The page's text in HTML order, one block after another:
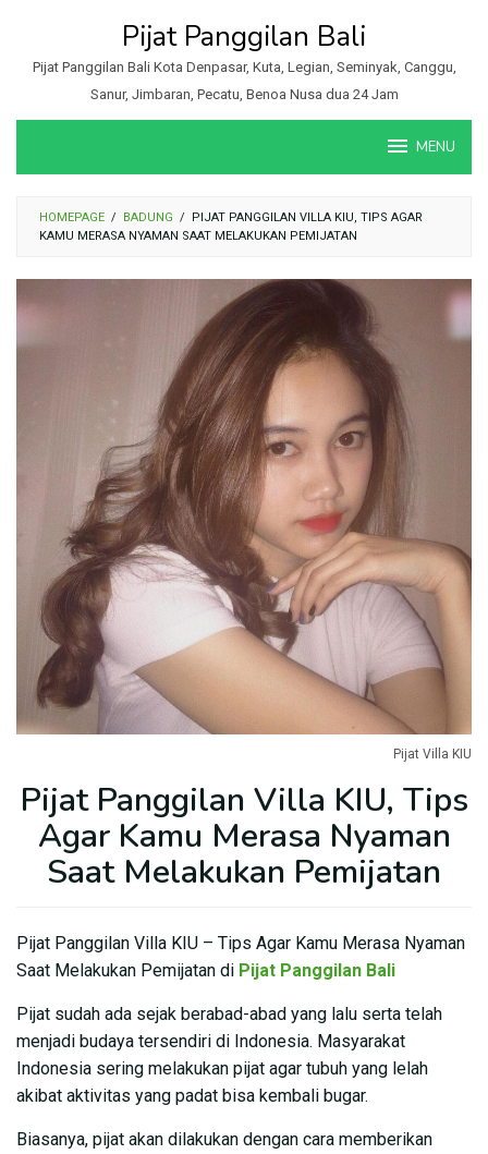
konten
Pijat Panggilan Bali
Pijat Panggilan Bali Kota Denpasar, Kuta, Legian, Seminyak, Canggu,
Sanur, Jimbaran, Pecatu, Benoa Nusa dua 24 Jam
MENU
HOMEPAGE / BADUNG /
PIJAT PANGGILAN VILLA KIU, TIPS AGAR
KAMU MERASA NYAMAN SAAT MELAKUKAN PEMIJATAN
Pijat Villa KIU
Pijat Panggilan Villa KIU, Tips
Agar Kamu Merasa Nyaman
Saat Melakukan Pemijatan
Pijat Panggilan Villa KIU – Tips Agar Kamu Merasa Nyaman
Saat Melakukan Pemijatan di Pijat Panggilan Bali
Pijat sudah ada sejak berabad-abad yang lalu serta telah
menjadi budaya tersendiri di Indonesia. Masyarakat
Indonesia sering melakukan pijat agar tubuh yang lelah
akibat aktivitas yang padat bisa kembali bugar.
Biasanya, pijat akan dilakukan dengan cara memberikan